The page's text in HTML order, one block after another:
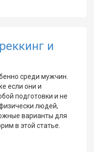
и
среди мужчин.
если они и
подготовки и не
людей,
варианты для
в этой статье.